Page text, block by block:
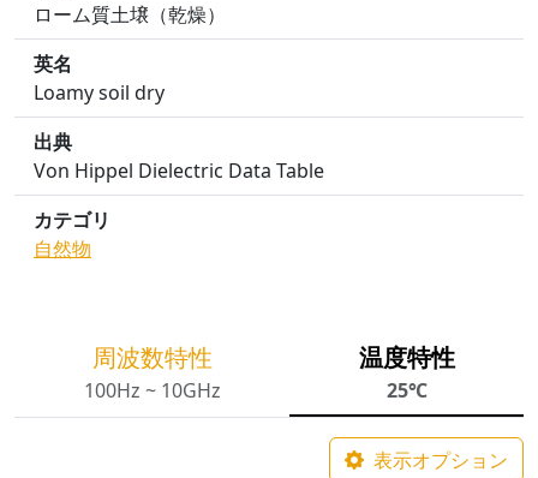
ローム質土壌（乾燥）
英名
Loamy soil dry
出典
Von Hippel Dielectric Data Table
カテゴリ
自然物
周波数特性
100Hz ~ 10GHz
温度特性
25℃
表示オプション